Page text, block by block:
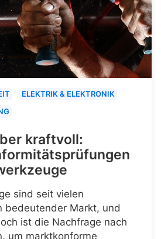
ELEKTRIK & ELEKTRONIK
kraftvoll:
sind seit vielen
bedeutender Markt, und
ist die Nachfrage nach
um marktkonforme